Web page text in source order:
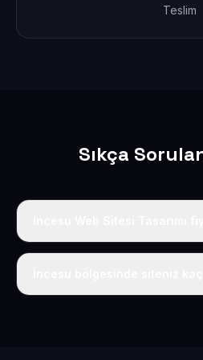
Teslim
Sıkça
Tek fiyat uygulanır: yıllık 50